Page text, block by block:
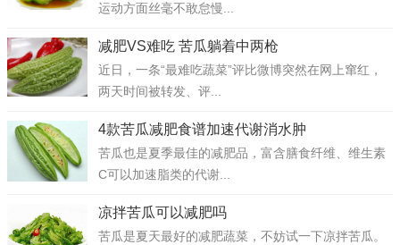
运动方面丝毫不敢怠慢...
减肥VS难吃 苦瓜躺着中两枪
近日，一条“最难吃蔬菜”评比微博突然在网上窜红，
两天时间被转发、评...
4款苦瓜减肥食谱加速代谢消水肿
苦瓜也是夏季最佳的减肥品，富含膳食纤维、维生素
C可以加速脂类的代谢...
凉拌苦瓜可以减肥吗
苦瓜是夏天最好的减肥蔬菜，不妨试一下凉拌苦瓜。